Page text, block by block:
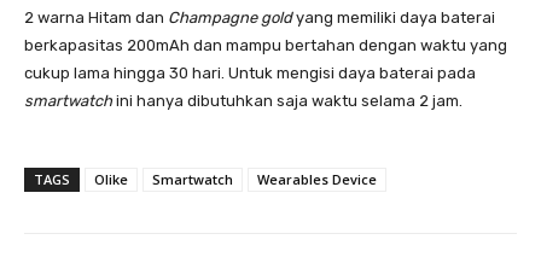
2 warna Hitam dan Champagne goldyang memiliki daya baterai
berkapasitas 200mAh dan mampu bertahan dengan waktu yang
cukup lama hingga 30 hari. Untuk mengisi daya baterai pada
smartwatch ini hanya dibutuhkan saja waktu selama 2 jam.
TAGS Olike Smartwatch Wearables Device